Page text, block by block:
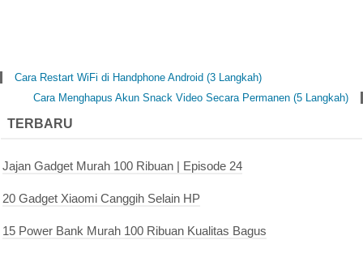
Cara Restart WiFi di Handphone Android (3 Langkah)
Cara Menghapus Akun Snack Video Secara Permanen (5 Langkah)
TERBARU
Jajan Gadget Murah 100 Ribuan | Episode 24
20 Gadget Xiaomi Canggih Selain HP
15 Power Bank Murah 100 Ribuan Kualitas Bagus